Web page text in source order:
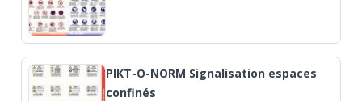
PIKT-O-NORM Signalisation espaces
confinés